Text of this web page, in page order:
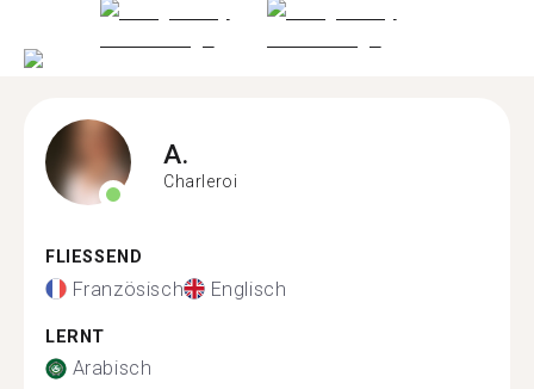
A.
Charleroi
FLIESSEND
Französisch Englisch
LERNT
Arabisch